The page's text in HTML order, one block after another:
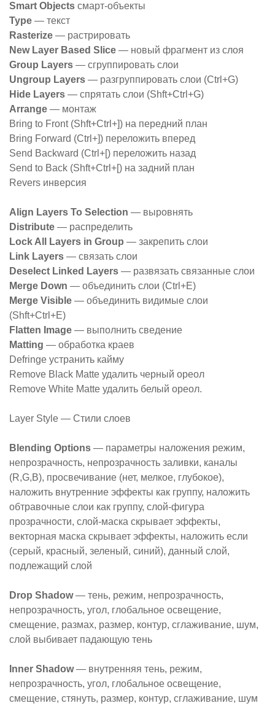
Smart Objects смарт-объекты
Type — текст
Rasterize — растрировать
New Layer Based Slice — новый фрагмент из слоя
Group Layers — сгруппировать слои
Ungroup Layers — разгруппировать слои (Ctrl+G)
Hide Layers — спрятать слои (Shft+Ctrl+G)
Arrange — монтаж
Bring to Front (Shft+Ctrl+]) на передний план
Bring Forward (Ctrl+]) переложить вперед
Send Backward (Ctrl+[) переложить назад
Send to Back (Shft+Ctrl+[) на задний план
Revers инверсия
Align Layers To Selection — выровнять
Distribute — распределить
Lock All Layers in Group — закрепить слои
Link Layers — связать слои
Dеselect Linked Layers — развязать связанные слои
Merge Down — объединить слои (Ctrl+E)
Merge Visible — объединить видимые слои
(Shft+Ctrl+E)
Flatten Image — выполнить сведение
Matting — обработка краев
Defringe устранить кайму
Remove Black Matte удалить черный ореол
Remove White Matte удалить белый ореол.
Layer Style — Стили слоев
Blending Options — параметры наложения режим,
непрозрачность, непрозрачность заливки, каналы
(R,G,B), просвечивание (нет, мелкое, глубокое),
наложить внутренние эффекты как группу, наложить
обтравочные слои как группу, слой-фигура
прозрачности, слой-маска скрывает эффекты,
векторная маска скрывает эффекты, наложить если
(серый, красный, зеленый, синий), данный слой,
подлежащий слой
Drop Shadow— тень, режим, непрозрачность,
непрозрачность, угол, глобальное освещение,
смещение, размах, размер, контур, сглаживание, шум,
слой выбивает падающую тень
Inner Shadow— внутренняя тень, режим,
непрозрачность, угол, глобальное освещение,
смещение, стянуть, размер, контур, сглаживание, шум